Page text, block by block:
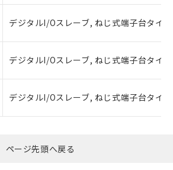
デジタルI/Oスレーブ, ねじ式端子台タイ
デジタルI/Oスレーブ, ねじ式端子台タイ
デジタルI/Oスレーブ, ねじ式端子台タイ
ページ先頭へ戻る
利用に関して"
の「1.共同利